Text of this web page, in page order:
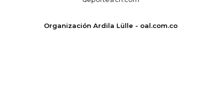
Organización Ardila Lülle - oal.com.co